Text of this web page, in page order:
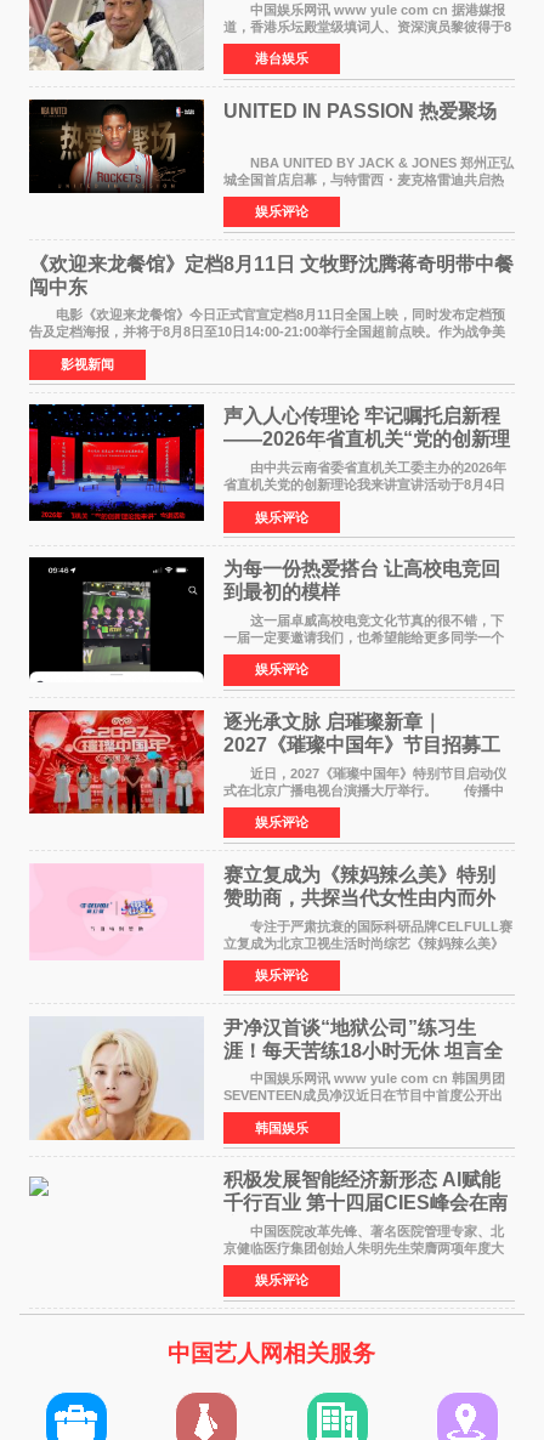
中国娱乐网讯 www yule com cn 据港媒报
道，香港乐坛殿堂级填词人、资深演员黎彼得于8
月5日上午因病离世，终年76岁。好友钟志光透
露，黎彼得今年3月中风后便卧床休养，身体机能
持续衰退，最
港台娱乐
UNITED IN PASSION 热爱聚场
NBA UNITED BY JACK & JONES 郑州正弘
城全国首店启幕，与特雷西・麦克格雷迪共启热
爱 2026 年7 月21 日，
NBAUNITEDBYJACK&JONES 全国首店，于郑
州正弘城正式启幕。NBA 传奇球星
娱乐评论
《欢迎来龙餐馆》定档8月11日 文牧野沈腾蒋奇明带中餐
闯中东
电影《欢迎来龙餐馆》今日正式官宣定档8月11日全国上映，同时发布定档预
告及定档海报，并将于8月8日至10日14:00-21:00举行全国超前点映。作为战争美
食大片，影片讲述的是中国厨师徐福（沈腾
影视新闻
声入人心传理论 牢记嘱托启新程
——2026年省直机关“党的创新理
论我来讲”宣讲活动圆满落幕
由中共云南省委省直机关工委主办的2026年
省直机关党的创新理论我来讲宣讲活动于8月4日
至5日在昆明举办。活动以 "牢记嘱托 感恩奋进
开创云南发展新局面 "为主题，坚持以新时代中国
特色社会主义
娱乐评论
为每一份热爱搭台 让高校电竞回
到最初的模样
这一届卓威高校电竞文化节真的很不错，下
一届一定要邀请我们，也希望能给更多同学一个
来到现场的机会。 2026卓威高校电竞文化节
已经落下帷幕，在活动结束后，仍有不少高校电
竞社负责人和现
娱乐评论
逐光承文脉 启璀璨新章｜
2027《璀璨中国年》节目招募工
作圆满启动
近日，2027《璀璨中国年》特别节目启动仪
式在北京广播电视台演播大厅举行。 传播中
华优秀传统文化，弘扬纯正国风艺术，打造高规
格、高质感、正能量的文艺盛典，是璀璨中国年
矢志不渝的初心
娱乐评论
赛立复成为《辣妈辣么美》特别
赞助商，共探当代女性由内而外
活力美
专注于严肃抗衰的国际科研品牌CELFULL赛
立复成为北京卫视生活时尚综艺《辣妈辣么美》
的特别赞助商,明星辣妈袁咏仪倾情参与，向广大
都市女性传递健康生活新主张，寄语当代女性在
家庭与自我之间
娱乐评论
尹净汉首谈“地狱公司”练习生
涯！每天苦练18小时无休 坦言全
靠成员撑过来
中国娱乐网讯 www yule com cn 韩国男团
SEVENTEEN成员净汉近日在节目中首度公开出
道前的残酷练习生经历，并提及经纪公司Pledis
娱乐，引发广泛关注。 在8月2日播出的日本
TBS综艺节目《周
韩国娱乐
积极发展智能经济新形态 Al赋能
千行百业 第十四届CIES峰会在南
京盛大召开
中国医院改革先锋、著名医院管理专家、北
京健临医疗集团创始人朱明先生荣膺两项年度大
奖 2026年7月31日，盛夏金陵，长江之畔，
以重落地·真务实·强链接为主题的2026&lsquo;人
工智能+&rsquo
娱乐评论
中国艺人网相关服务